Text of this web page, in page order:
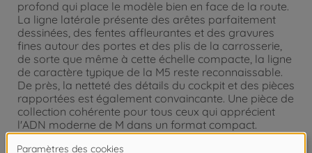
profond qui place le modèle bien en face de la route.
La ligne latérale présente des arêtes parfaitement
dessinées, des fentes affleurantes et des gravures
fines autour des portes et des plis de la carrosserie,
de sorte que même à cette échelle compacte, la ligne
de caractère typique de la M5 reste reconnaissable.
De près, la netteté des détails du cockpit et des pièces
rapportées est également convaincante. Une pièce de
collection cohérente pour tous ceux qui apprécient
l'ADN moderne de M dans un format compact.
Depuis 1932, Solido est synonyme de modèles